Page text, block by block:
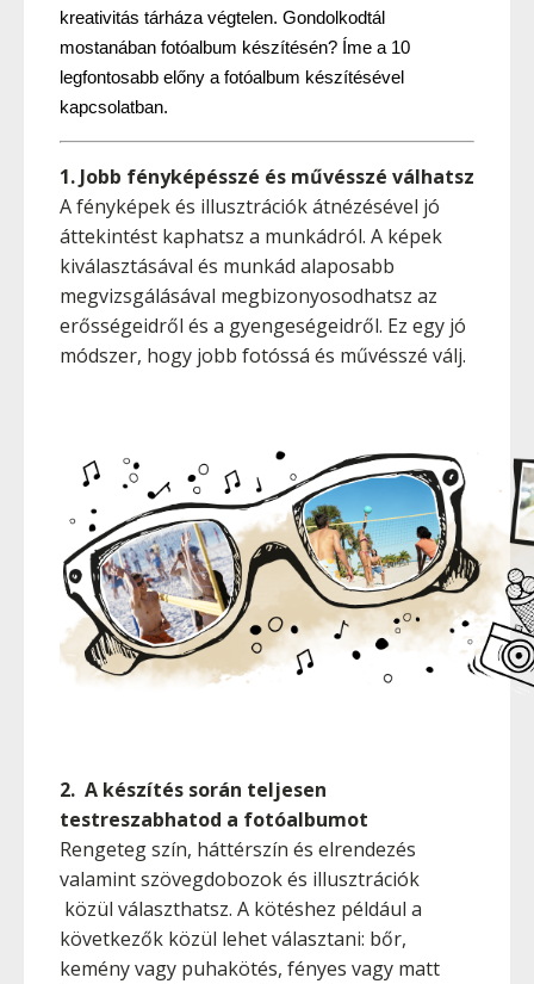
kreativitás tárháza végtelen. Gondolkodtál
mostanában fotóalbum készítésén? Íme a 10
legfontosabb előny a fotóalbum készítésével
kapcsolatban.
1. Jobb fényképésszé és művésszé válhatsz
A fényképek és illusztrációk átnézésével jó
áttekintést kaphatsz a munkádról. A képek
kiválasztásával és munkád alaposabb
megvizsgálásával megbizonyosodhatsz az
erősségeidről és a gyengeségeidről. Ez egy jó
módszer, hogy jobb fotóssá és művésszé válj.
2. A készítés során teljesen
testreszabhatod a fotóalbumot
Rengeteg szín, háttérszín és elrendezés
valamint szövegdobozok és illusztrációk
közül választhatsz. A kötéshez például a
következők közül lehet választani: bőr,
kemény vagy puhakötés, fényes vagy matt